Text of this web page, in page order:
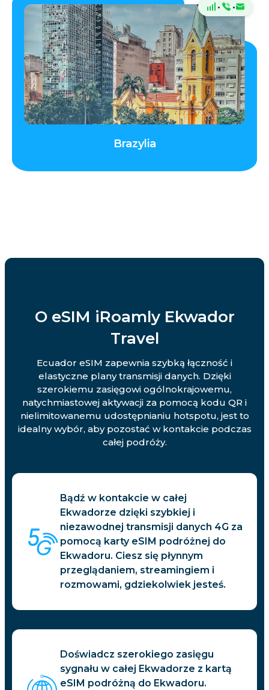
· ·
Brazylia
O eSIM iRoamly Ekwador
Travel
Ecuador eSIM zapewnia szybką łączność i
elastyczne plany transmisji danych. Dzięki
szerokiemu zasięgowi ogólnokrajowemu,
natychmiastowej aktywacji za pomocą kodu QR i
nielimitowanemu udostępnianiu hotspotu, jest to
idealny wybór, aby pozostać w kontakcie podczas
całej podróży.
Bądź w kontakcie w całej
Ekwadorze dzięki szybkiej i
niezawodnej transmisji danych 4G za
pomocą karty eSIM podróżnej do
Ekwadoru. Ciesz się płynnym
przeglądaniem, streamingiem i
rozmowami, gdziekolwiek jesteś.
Doświadcz szerokiego zasięgu
sygnału w całej Ekwadorze z kartą
eSIM podróżną do Ekwadoru.